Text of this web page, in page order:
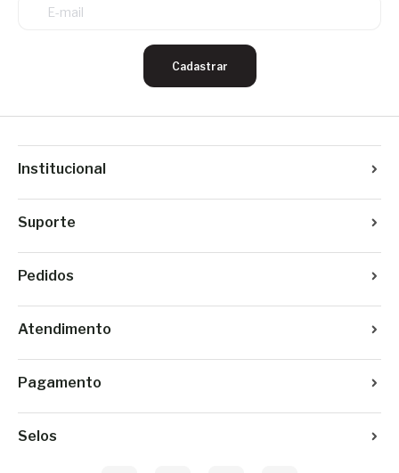
Cadastrar
Institucional
Suporte
Pedidos
Atendimento
Pagamento
Selos